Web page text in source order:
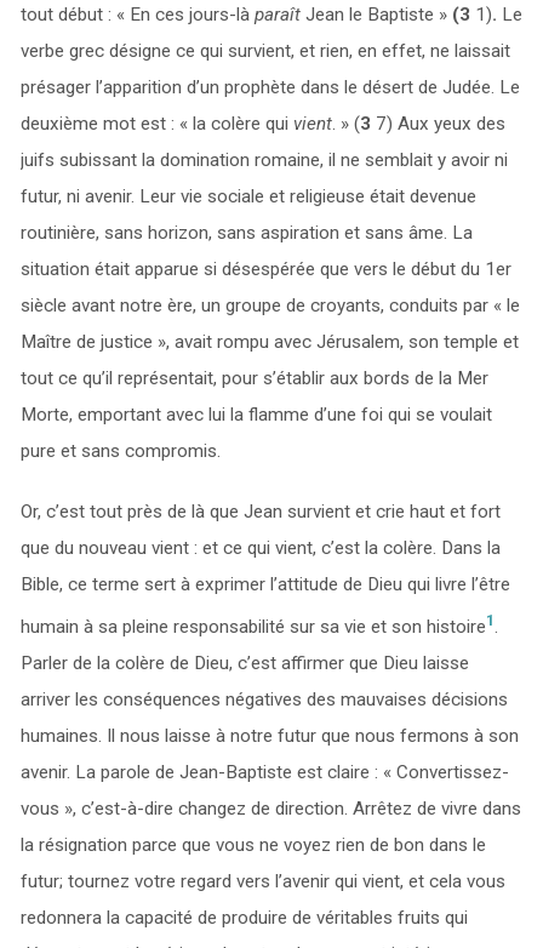
tout début : « En ces jours-là paraîtJean le Baptiste » (3 1). Le
verbe grec désigne ce qui survient, et rien, en effet, ne laissait
présager l’apparition d’un prophète dans le désert de Judée. Le
deuxième mot est : « la colère qui vient. » (3 7) Aux yeux des
juifs subissant la domination romaine, il ne semblait y avoir ni
futur, ni avenir. Leur vie sociale et religieuse était devenue
routinière, sans horizon, sans aspiration et sans âme. La
situation était apparue si désespérée que vers le début du 1er
siècle avant notre ère, un groupe de croyants, conduits par « le
Maître de justice », avait rompu avec Jérusalem, son temple et
tout ce qu’il représentait, pour s’établir aux bords de la Mer
Morte, emportant avec lui la flamme d’une foi qui se voulait
pure et sans compromis.
Or, c’est tout près de là que Jean survient et crie haut et fort
que du nouveau vient : et ce qui vient, c’est la colère. Dans la
Bible, ce terme sert à exprimer l’attitude de Dieu qui livre l’être
humain à sa pleine responsabilité sur sa vie et son histoire1.
Parler de la colère de Dieu, c’est affirmer que Dieu laisse
arriver les conséquences négatives des mauvaises décisions
humaines. Il nous laisse à notre futur que nous fermons à son
avenir. La parole de Jean-Baptiste est claire : « Convertissez-
vous », c’est-à-dire changez de direction. Arrêtez de vivre dans
la résignation parce que vous ne voyez rien de bon dans le
futur; tournez votre regard vers l’avenir qui vient, et cela vous
redonnera la capacité de produire de véritables fruits qui